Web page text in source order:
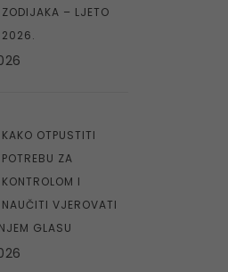
ZODIJAKA – LJETO
2026.
KAKO OTPUSTITI
POTREBU ZA
KONTROLOM I
NAUČITI VJEROVATI
GLASU